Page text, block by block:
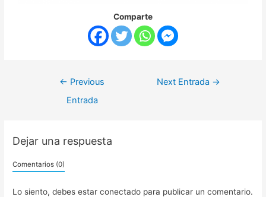
Comparte
← Previous
Entrada
Next Entrada →
Dejar una respuesta
Comentarios (0)
Lo siento, debes estarconectado para publicar un comentario.